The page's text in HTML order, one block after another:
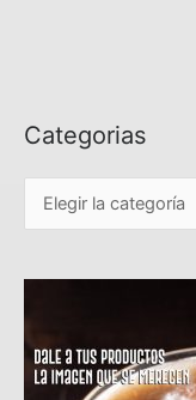
Categorias
C
r